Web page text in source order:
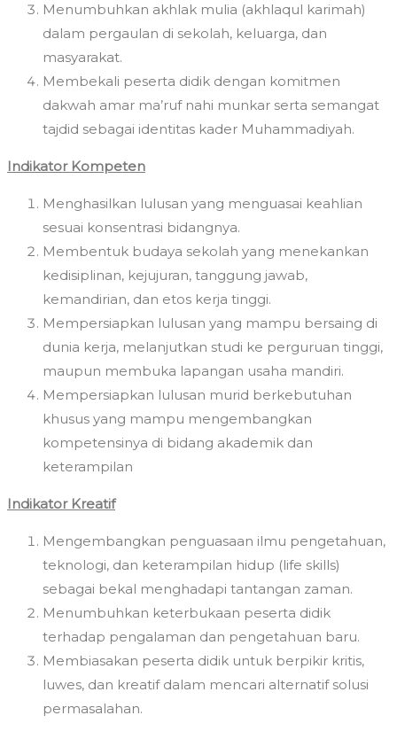
Menumbuhkan akhlak mulia (akhlaqul karimah)
dalam pergaulan di sekolah, keluarga, dan
masyarakat.
Membekali peserta didik dengan komitmen
dakwah amar ma’ruf nahi munkar serta semangat
tajdid sebagai identitas kader Muhammadiyah.
Indikator Kompeten
Menghasilkan lulusan yang menguasai keahlian
sesuai konsentrasi bidangnya.
Membentuk budaya sekolah yang menekankan
kedisiplinan, kejujuran, tanggung jawab,
kemandirian, dan etos kerja tinggi.
Mempersiapkan lulusan yang mampu bersaing di
dunia kerja, melanjutkan studi ke perguruan tinggi,
maupun membuka lapangan usaha mandiri.
Mempersiapkan lulusan murid berkebutuhan
khusus yang mampu mengembangkan
kompetensinya di bidang akademik dan
keterampilan
Indikator Kreatif
Mengembangkan penguasaan ilmu pengetahuan,
teknologi, dan keterampilan hidup (life skills)
sebagai bekal menghadapi tantangan zaman.
Menumbuhkan keterbukaan peserta didik
terhadap pengalaman dan pengetahuan baru.
Membiasakan peserta didik untuk berpikir kritis,
luwes, dan kreatif dalam mencari alternatif solusi
permasalahan.